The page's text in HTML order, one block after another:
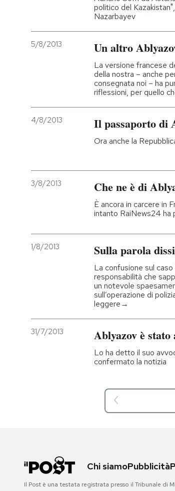
politico del
Nazarbayev
5/8/2013 Un altro
La versione francese
della nostra – anche
consegnata noi – ha
riflessioni, per quello
4/8/2013 Il passaporto di
Ora anche la
3/8/2013 Che ne è di
È ancora in carcere in
intanto RaiNews24 ha
1/8/2013 Sulla parola
La confusione sul
responsabilità che
un notevole
sull’operazione di
leggere→
31/7/2013 Ablyazov è
Lo ha detto il suo
confermato la notizia
Chi siamoPubblicità
Il Post è una testata registrata presso il Tribunale di